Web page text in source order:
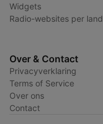
Widgets
Radio-websites per land
Over & Contact
Privacyverklaring
Terms of Service
Over ons
Contact